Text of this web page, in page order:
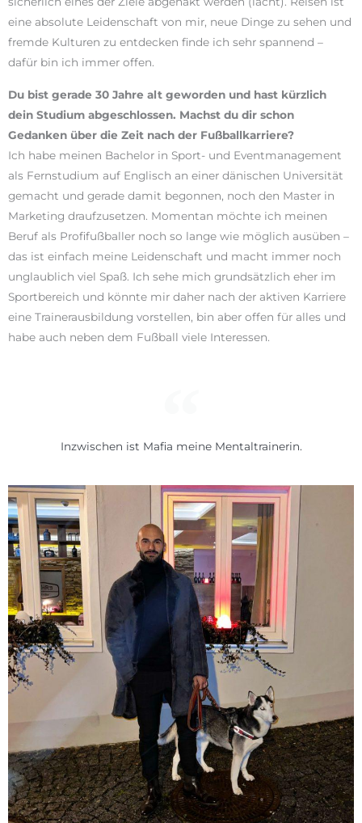
eine absolute Leidenschaft von mir, neue Dinge zu sehen und
fremde Kulturen zu entdecken finde ich sehr spannend –
dafür bin ich immer offen.
Du bist gerade 30 Jahre alt geworden und hast kürzlich
dein Studium abgeschlossen. Machst du dir schon
Gedanken über die Zeit nach der Fußballkarriere?
Ich habe meinen Bachelor in Sport- und Eventmanagement
als Fernstudium auf Englisch an einer dänischen Universität
gemacht und gerade damit begonnen, noch den Master in
Marketing draufzusetzen. Momentan möchte ich meinen
Beruf als Profifußballer noch so lange wie möglich ausüben –
das ist einfach meine Leidenschaft und macht immer noch
unglaublich viel Spaß. Ich sehe mich grundsätzlich eher im
Sportbereich und könnte mir daher nach der aktiven Karriere
eine Trainerausbildung vorstellen, bin aber offen für alles und
habe auch neben dem Fußball viele Interessen.
Inzwischen ist Mafia meine Mentaltrainerin.